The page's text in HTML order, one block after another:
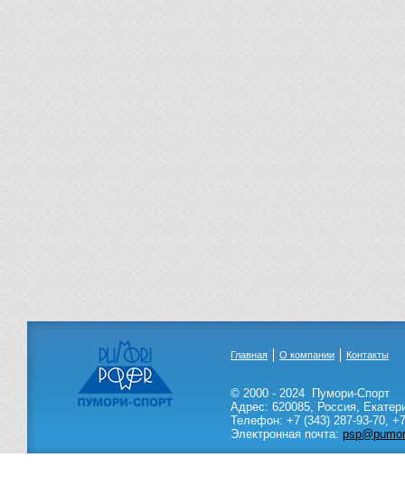
Главная О компании Контакты
© 2000 - 2024
Пумори-Спорт
Адрес: 620085, Россия,
Телефон: +7 (343) 287-93-70,
Электронная почта: